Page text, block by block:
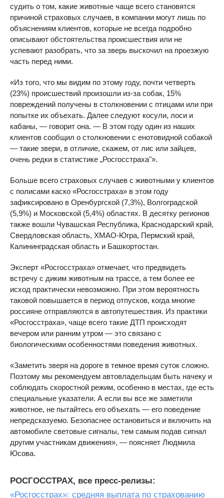
судить о том, какие животные чаще всего становятся
причиной страховых случаев, в компании могут лишь по
объяснениям клиентов, которые не всегда подробно
описывают обстоятельства происшествия или не
успевают разобрать, что за зверь выскочил на проезжую
часть перед ними.
«Из того, что мы видим по этому году, почти четверть
(23%) происшествий произошли из-за собак, 15%
повреждений получены в столкновении с птицами или при
попытке их объехать. Далее следуют косули, лоси и
кабаны, — говорит она. — В этом году один из наших
клиентов сообщил о столкновении с енотовидной собакой
— такие звери, в отличие, скажем, от лис или зайцев,
очень редки в статистике „Росгосстраха"».
Больше всего страховых случаев с животными у клиентов
с полисами каско «Росгосстраха» в этом году
зафиксировано в Оренбургской (7,3%), Волгоградской
(5,9%) и Московской (5,4%) областях. В десятку регионов
также вошли Чувашская Республика, Краснодарский край,
Свердловская область, ХМАО-Югра, Пермский край,
Калининградская область и Башкортостан.
Эксперт «Росгосстраха» отмечает, что предвидеть
встречу с диким животным на трассе, а тем более ее
исход практически невозможно. При этом вероятность
таковой повышается в период отпусков, когда многие
россияне отправляются в автопутешествия. Из практики
«Росгосстраха», чаще всего такие ДТП происходят
вечером или ранним утром — это связано с
биологическими особенностями поведения животных.
«Заметить зверя на дороге в темное время суток сложно.
Поэтому мы рекомендуем автовладельцам быть начеку и
соблюдать скоростной режим, особенно в местах, где есть
специальные указатели. А если вы все же заметили
животное, не пытайтесь его объехать — его поведение
непредсказуемо. Безопаснее остановиться и включить на
автомобиле световые сигналы, тем самым подав сигнал
другим участникам движения», — поясняет Людмила
Юсова.
РОСГОССТРАХ, все пресс-релизы:
«Росгосстрах»: средняя выплата по страхованию